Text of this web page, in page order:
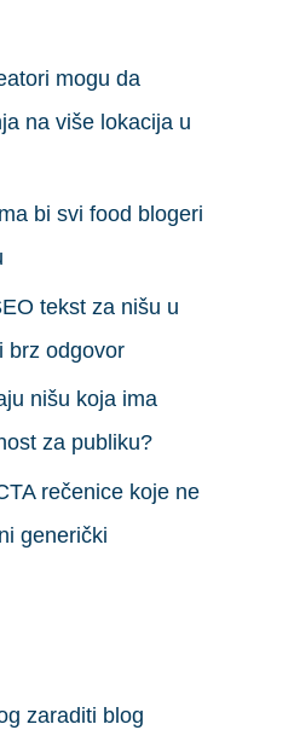
mogu da
na više lokacija u
bi svi food blogeri
tekst za nišu u
brz odgovor
nišu koja ima
za publiku?
rečenice koje ne
generički